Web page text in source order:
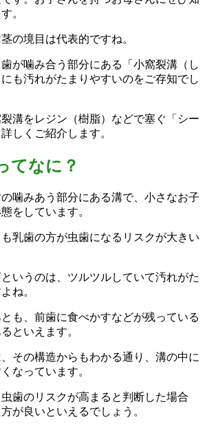
。
の境目は代表的ですね。
が噛み合う部分にある「小窩裂溝（し
も汚れがたまりやすいのをご存知でし
溝をレジン（樹脂）などで塞ぐ「シー
しくご紹介します。
てなに？
噛みあう部分にある溝で、小さなお子
をしています。
乳歯の方が虫歯になるリスクが大きい
いうのは、ツルツルしていて汚れがた
ね。
も、前歯に食べかすなどが残っている
といえます。
その構造からもわかる通り、溝の中に
なっています。
歯のリスクが高まると判断した場合
が良いといえるでしょう。